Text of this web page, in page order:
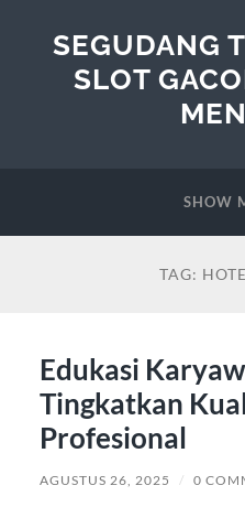
SEGUDANG
SLOT
SHOW
TAG:
Edukasi
Tingkatkan
Profesional
AGUSTUS 26, 2025 / 0